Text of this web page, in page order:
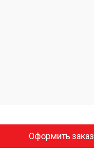
Оформить заказ